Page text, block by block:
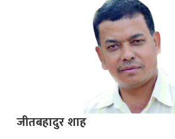
जीतबहादुर शाह